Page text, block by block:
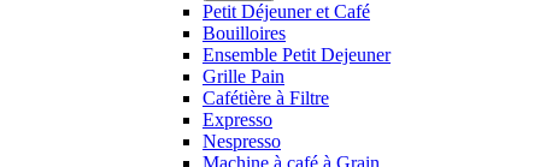
Petit Déjeuner et Café
Bouilloires
Ensemble Petit Dejeuner
Grille Pain
Cafétière à Filtre
Expresso
Nespresso